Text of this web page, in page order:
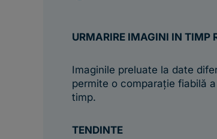
URMARIRE IMAGINI IN TIMP
Imaginile preluate la date
permite o comparație fiabilă
timp.
TENDINTE